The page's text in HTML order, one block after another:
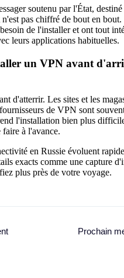
soutenu par l'État,
n'est pas chiffré de bout en bout.
de l'installer et ont tout
leurs applications habituelles.
un VPN avant
d'atterrir. Les sites et les
de VPN sont
l'installation bien plus
faire à l'avance.
en Russie évoluent
exacts comme une capture
plus près de votre voyage.
Prochain